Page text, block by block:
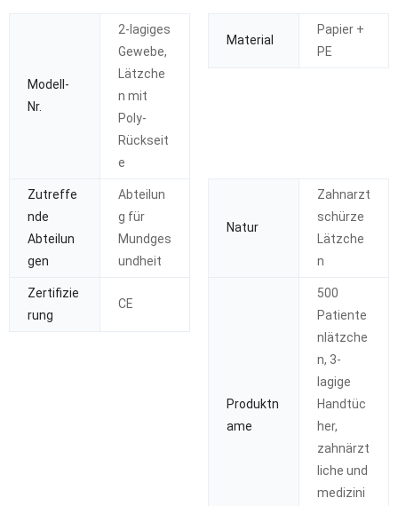
Modell-
Nr.
2-lagiges
Gewebe,
Lätzche
n mit
Poly-
Rückseit
e
Material
Papier +
PE
Zutreffe
nde
Abteilun
gen
Abteilun
g für
Mundges
undheit
Natur
Zahnarzt
schürze
Lätzche
n
Zertifizie
rung
CE
Produktn
ame
500
Patiente
nlätzche
n, 3-
lagige
Handtüc
her,
zahnärzt
liche und
medizini